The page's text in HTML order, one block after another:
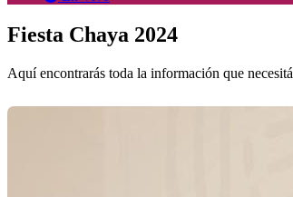
Fiesta Chaya 2024
Aquí encontrarás toda la información que